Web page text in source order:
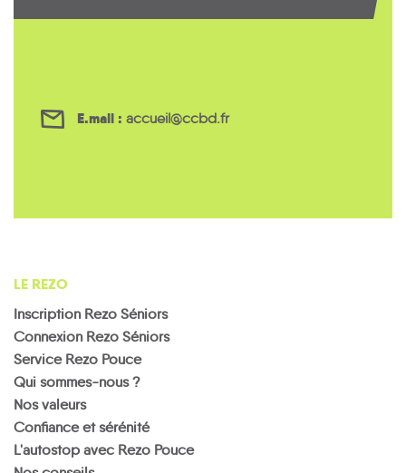
E.mail : accueil@ccbd.fr
LE REZO
Inscription Rezo Séniors
Connexion Rezo Séniors
Service Rezo Pouce
Qui sommes-nous ?
Nos valeurs
Confiance et sérénité
L'autostop avec Rezo Pouce